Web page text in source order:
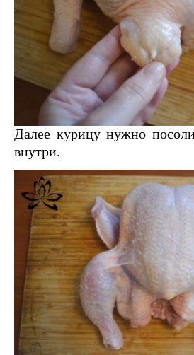
Далее курицу нужно
внутри.